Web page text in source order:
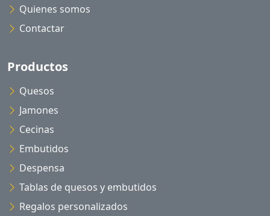
Quienes somos
Contactar
Productos
Quesos
Jamones
Cecinas
Embutidos
Despensa
Tablas de quesos y embutidos
Regalos personalizados